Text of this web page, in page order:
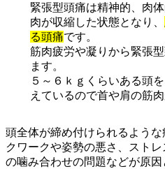
緊張型頭痛は精神的、肉
肉が収縮した状態となり、
る頭痛です。
筋肉疲労や凝りから緊張
ます。
５～６ｋｇくらいある頭
えているので首や肩の筋
頭全体が締め付けられるよう
クワークや姿勢の悪さ、スト
の噛み合わせの問題などが原因